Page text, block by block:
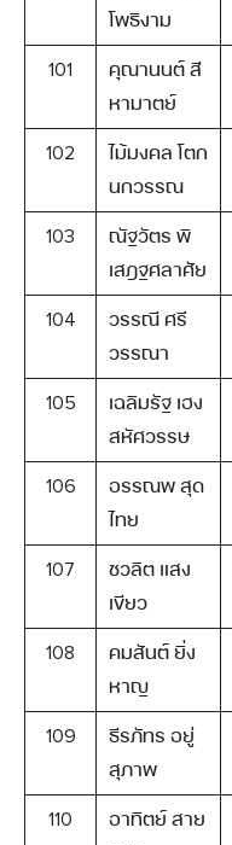
โพธิงาม
101
คุณานนต์ สี
หามาตย์
102
ไม้มงคล โตก
นกวรรณ
103
ณัฐวัตร พิ
เสฎฐศลาศัย
104
วรรณี ศรี
วรรณา
105
เฉลิมรัฐ เฮง
สหัศวรรษ
106
อรรณพ สุด
ไทย
107
ชวลิต แสง
เขียว
108
คมสันต์ ยิ่ง
หาญ
109
ธีรภัทร อยู่
สุภาพ
110
อาทิตย์ สาย